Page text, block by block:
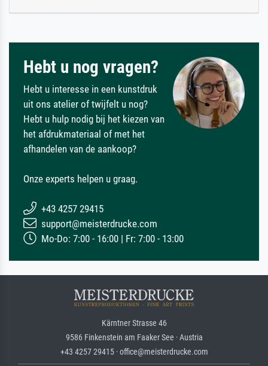
Hebt u nog vragen?
Hebt u interesse in een kunstdruk
uit ons atelier of twijfelt u nog?
Hebt u hulp nodig bij het kiezen van
het afdrukmateriaal of met het
afhandelen van de aankoop?
Onze experts helpen u graag.
+43 4257 29415
support@meisterdrucke.com
Mo-Do: 7:00 - 16:00 | Fr: 7:00 - 13:00
Kärntner Strasse 46
9586 Finkenstein am Faaker See · Austria
+43 4257 29415 · office@meisterdrucke.com